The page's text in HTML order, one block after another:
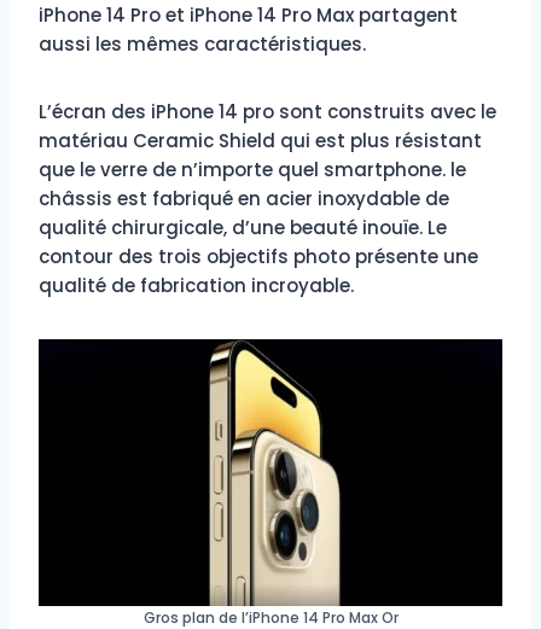
iPhone 14 Pro et iPhone 14 Pro Max partagent
aussi les mêmes caractéristiques.
L’écran des iPhone 14 pro sont construits avec le
matériau Ceramic Shield qui est plus résistant
que le verre de n’importe quel smartphone. le
châssis est fabriqué en acier inoxydable de
qualité chirurgicale, d’une beauté inouïe. Le
contour des trois objectifs photo présente une
qualité de fabrication incroyable.
Gros plan de l’iPhone 14 Pro Max Or